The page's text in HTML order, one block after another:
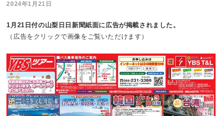
2024年1月21日
1月21日付の山梨日日新聞紙面に広告が掲載されました。
（広告をクリックで画像をご覧いただけます）